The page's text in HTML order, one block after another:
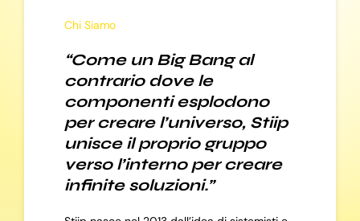
Chi Siamo
“Come un Big Bang al
contrario dove le
componenti esplodono
per creare l’universo, Stiip
unisce il proprio gruppo
verso l’interno per creare
infinite soluzioni.”